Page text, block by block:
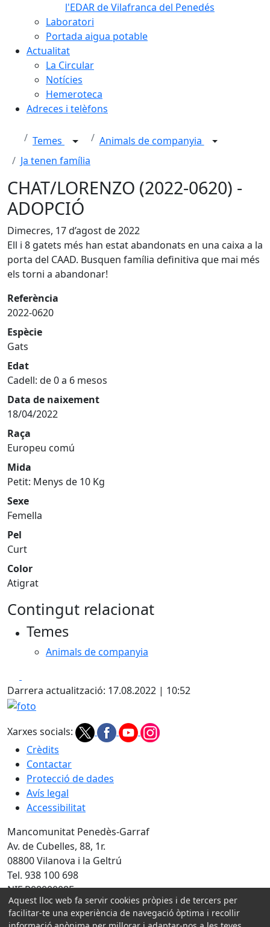
l'EDAR de Vilafranca del Penedés
Laboratori
Portada aigua potable
Actualitat
La Circular
Notícies
Hemeroteca
Adreces i telèfons
Temes
Animals de companyia
Ja tenen família
CHAT/LORENZO (2022-0620) -
ADOPCIÓ
Dimecres, 17 d’agost de 2022
Ell i 8 gatets més han estat abandonats en una caixa a la
porta del CAAD. Busquen família definitiva que mai més
els torni a abandonar!
Referència
2022-0620
Espècie
Gats
Edat
Cadell: de 0 a 6 mesos
Data de naixement
18/04/2022
Raça
Europeu comú
Mida
Petit: Menys de 10 Kg
Sexe
Femella
Pel
Curt
Color
Atigrat
Contingut relacionat
Temes
Animals de companyia
Darrera actualització: 17.08.2022 | 10:52
foto
Xarxes socials:
Crèdits
Contactar
Protecció de dades
Avís legal
Accessibilitat
Mancomunitat Penedès-Garraf
Av. de Cubelles, 88, 1r.
08800 Vilanova i la Geltrú
Tel. 938 100 698
NIF P0800008E
Amb la col·laboració de:
Aquest lloc web fa servir cookies pròpies i de tercers per
facilitar-te una experiència de navegació òptima i recollir